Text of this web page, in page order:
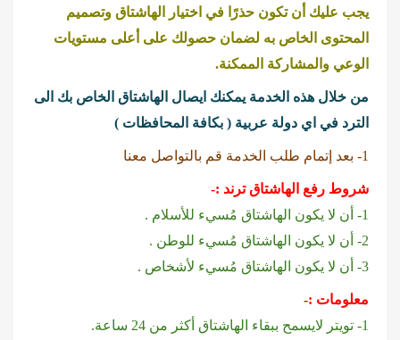
يجب عليك أن تكون حذرًا في اختيار الهاشتاق وتصميم
المحتوى الخاص به لضمان حصولك على أعلى مستويات
الوعي والمشاركة الممكنة.
من خلال هذه الخدمة يمكنك ايصال الهاشتاق الخاص بك الى
الترد في اي دولة عربية ( بكافة المحافظات )
1- بعد إتمام طلب الخدمة قم بالتواصل معنا
شروط رفع الهاشتاق ترند :-
1- أن لا يكون الهاشتاق مُسيء للأسلام .
‏معلومات :-
1- تويتر لايسمح ببقاء الهاشتاق أكثر من 24 ساعة.